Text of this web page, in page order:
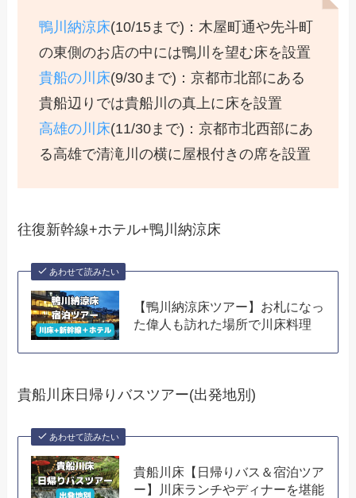
鴨川納涼床(10/15まで)：木屋町通や先斗町
の東側のお店の中には鴨川を望む床を設置
貴船の川床(9/30まで)：京都市北部にある
貴船辺りでは貴船川の真上に床を設置
高雄の川床(11/30まで)：京都市北西部にあ
る高雄で清滝川の横に屋根付きの席を設置
往復新幹線+ホテル+鴨川納涼床
あわせて読みたい
【鴨川納涼床ツアー】お札になっ
た偉人も訪れた場所で川床料理
貴船川床日帰りバスツアー(出発地別)
あわせて読みたい
貴船川床【日帰りバス＆宿泊ツア
ー】川床ランチやディナーを堪能